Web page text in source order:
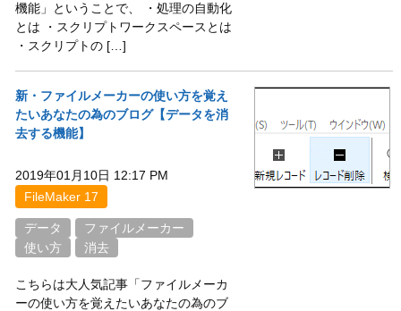
機能」ということで、 ・処理の自動化
とは ・スクリプトワークスペースとは
・スクリプトの […]
新・ファイルメーカーの使い方を覚え
たいあなたの為のブログ【データを消
去する機能】
2019年01月10日 12:17 PM
FileMaker 17
データ
ファイルメーカー
使い方
消去
こちらは大人気記事「ファイルメーカ
ーの使い方を覚えたいあなたの為のブ